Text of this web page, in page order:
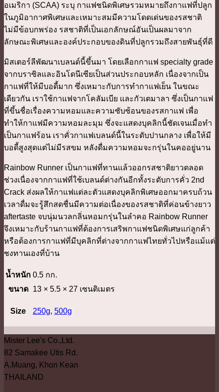
อเมริกา (SCAA) ระบุ กาแฟชนิดพิเศษรวมหมายถึงกาแฟที่ปลูก
ในภูมิอากาศพิเศษและเหมาะสมมีความโดดเด่นของรสชาติ
ไม่มีข้อบกพร่อง รสชาติที่เป็นเอกลักษณ์อันเป็นผลมาจาก
ลักษณะพิเศษและองค์ประกอบของดินที่ปลูกรวมถึงสายพันธุ์ที่ดี
มิสเตอร์ลีพัฒนาเบลนด์นี้ขึ้นมา โดยเลือกกาแฟ specialty grade
จากบราซิลและอินโดนีเซียเป็นส่วนประกอบหลัก เนื่องจากเป็น
กาแฟที่ให้มีบอดี้มาก ซึ่งเหมาะกับการทำกาแฟเย็น ในขณะ
เดียวกัน เราใช้กาแฟจากโคลัมเบีย และกัวเตมาลา ซึ่งเป็นกาแฟ
ที่ขึ้นชื่อเรื่องความหอมและความซับซ้อนของรสกาแฟ เพื่อ
ทำให้กาแฟมีความหอมละมุม ซึ่งจะแสดงบุคลิกนี้ชัดเจนเมื่อทำ
เป็นกาแฟร้อน เราคั่วกาแฟเบลนด์นี้ในระดับปานกลาง เพื่อให้มี
บอดี้สูงสุดแต่ไม่มีรสขม หลังดื่มความหอมจะกรุ่นในคออยู่นาน
Rainbow Runner เป็นกาแฟที่ทานแล้วออกรสชาติยาวตลอด
ช่วงเนื่องจากกาแฟที่ใช้เบลนด์ต่างกันอีกทั้งระดับการคั่ว 2nd
Crack ส่งผลให้กาแฟแต่ละตัวแสดงบุคลิกพิเศษออกมาครบถ้วน
เวลาดื่มจะรู้สึกสดชื่นมีความต่อเนื่องของรสชาติที่ค่อนข้างยาว
aftertaste จบนุ่มนวลกลิ่นหอมกรุ่นในลำคอ Rainbow Runner
จึงเหมาะกับร้านกาแฟที่ต้องการเสริพกาแฟชนิดพิเศษแก่ลูกค้า
หรือต้องการกาแฟที่มีบุคลิกที่ต่างจากกาแฟไทยทั่วไปหรือแม้แต่
ชงทานเองที่บ้าน
น้ำหนัก 0.5 กก.
ขนาด
13 × 5.5 × 27 เซนติเมตร
Size 250g, 500g
Mister Lee's Co.,Ltd.
82 Samakee Utis Rd.
A.Muang, Khon Kean
THAILAND